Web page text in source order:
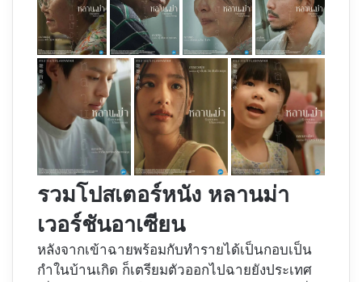
รวมโปสเตอร์หนัง หลานม่า
เวอร์ชันอาเซียน
หลังจากเข้าฉายพร้อมกับทำรายได้เป็นกอบเป็น
กำในบ้านเกิด ก็เตรียมตัวออกไปฉายยังประเทศ